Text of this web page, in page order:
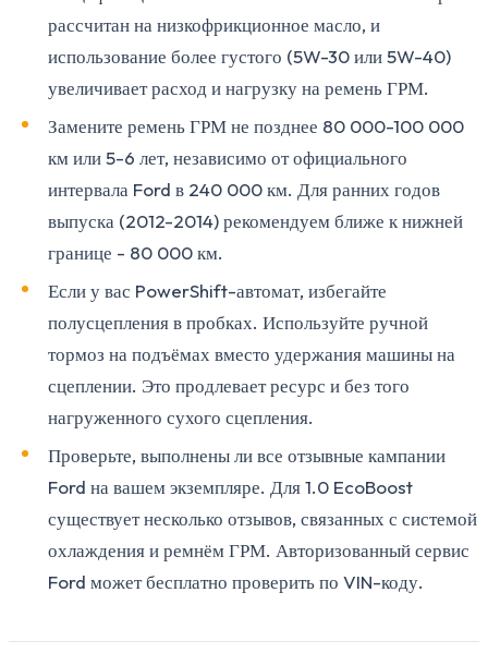
рассчитан на низкофрикционное масло, и
использование более густого (5W-30 или 5W-40)
увеличивает расход и нагрузку на ремень ГРМ.
Замените ремень ГРМ не позднее 80 000-100 000
км или 5-6 лет, независимо от официального
интервала Ford в 240 000 км. Для ранних годов
выпуска (2012-2014) рекомендуем ближе к нижней
границе - 80 000 км.
Если у вас PowerShift-автомат, избегайте
полусцепления в пробках. Используйте ручной
тормоз на подъёмах вместо удержания машины на
сцеплении. Это продлевает ресурс и без того
нагруженного сухого сцепления.
Проверьте, выполнены ли все отзывные кампании
Ford на вашем экземпляре. Для 1.0 EcoBoost
существует несколько отзывов, связанных с системой
охлаждения и ремнём ГРМ. Авторизованный сервис
Ford может бесплатно проверить по VIN-коду.